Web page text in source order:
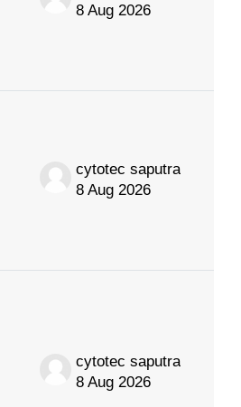
8 Aug 2026
cytotec saputra
8 Aug 2026
cytotec saputra
8 Aug 2026